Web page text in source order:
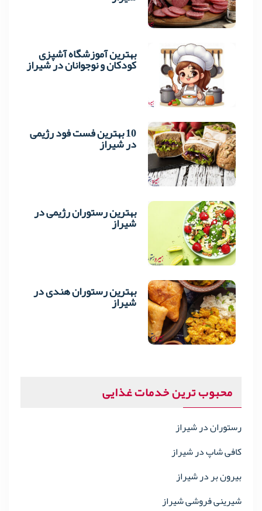
3 بهترین آموزشگاه آشپزی
کودکان و نوجوانان در شیراز
4 10 بهترین فست فود رژیمی
در شیراز
5 بهترین رستوران رژیمی در
شیراز
6 بهترین رستوران هندی در
شیراز
محبوب ترین خدمات غذایی
رستوران در شیراز
کافی شاپ در شیراز
بیرون بر در شیراز
شیرینی فروشی شیراز